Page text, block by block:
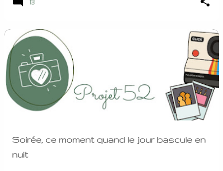
13
Soirée, ce moment quand le jour bascule en
nuit